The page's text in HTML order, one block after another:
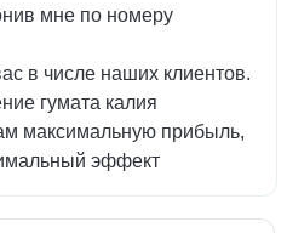
мне по номеру
в числе наших клиентов.
гумата калия
максимальную прибыль,
эффект